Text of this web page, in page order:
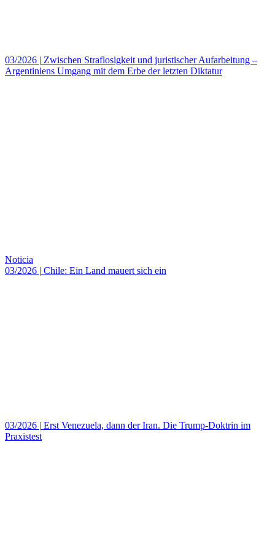
03/2026 | Zwischen Straflosigkeit und juristischer Aufarbeitung –
Argentiniens Umgang mit dem Erbe der letzten Diktatur
Noticia
03/2026 | Chile: Ein Land mauert sich ein
03/2026 | Erst Venezuela, dann der Iran. Die Trump-Doktrin im
Praxistest